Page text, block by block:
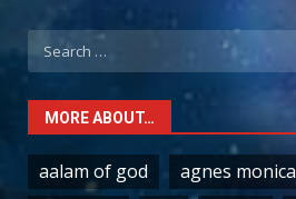
Search
for:
MORE ABOUT…
aalam of god agnes monica